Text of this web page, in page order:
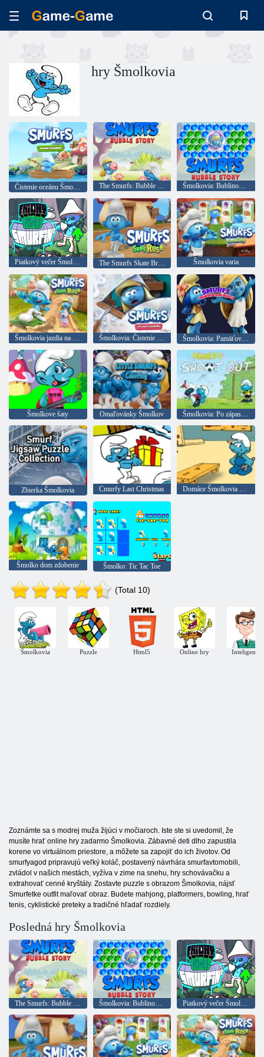
hry Šmolkovia
Čistenie oceánu Šmolkov The Smurfs: Bubble Shooter Šmolkovia: Bublinový príbeh
Piatkový večer Šmolko vs Mačka Šmolko The Smurfs Skate Breakthrough Šmolkovia varia
Šmolkovia jazdia na skateboarde Šmolkovia: Čistenie dediny Šmolkovia: Pamäťové karty
Šmolkove šaty Omaľovánky Šmolkov Šmolkovia: Po zápase tresty
Zbierka Šmolkovia Cmurfy Last Christmas Domáce Šmolkovia stroj
Šmolko dom zdobenie Šmolko: Tic Tac Toe
(Total 10)
Šmolkovia Puzzle Html5 Online hry Inteligentné
Zoznámte sa s modrej muža žijúci v močiaroch. Iste ste si uvedomil, že
musíte hrať online hry zadarmo Šmolkovia. Zábavné deti dlho zapustila
korene vo virtuálnom priestore, a môžete sa zapojiť do ich životov. Od
smurfyagod pripravujú veľký koláč, postavený návrhára smurfavtomobili,
zvládol v našich mestách, vyžíva v zime na snehu, hry schovávačku a
extrahovať cenné kryštály. Zostavte puzzle s obrazom Šmolkovia, nájsť
Smurfetke outfit maľovať obraz. Budete mahjong, platformers, bowling, hrať
tenis, cyklistické preteky a tradičné hľadať rozdiely.
Posledná hry Šmolkovia
The Smurfs: Bubble Shooter Šmolkovia: Bublinový príbeh Piatkový večer Šmolko vs Mačka Šmolko